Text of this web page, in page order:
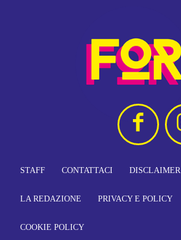
STAFF CONTATTACI DISCLAIMER
LA REDAZIONE PRIVACY E POLICY
COOKIE POLICY